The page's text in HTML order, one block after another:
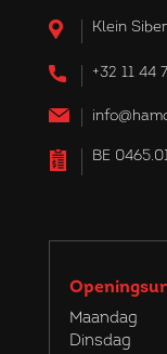
Klein
+32 11 44
BE
Maandag
Dinsdag